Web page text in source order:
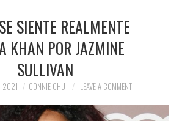
SIENTE REALMENTE
KHAN POR JAZMINE
SULLIVAN
2021 CONNIE CHU LEAVE A COMMENT